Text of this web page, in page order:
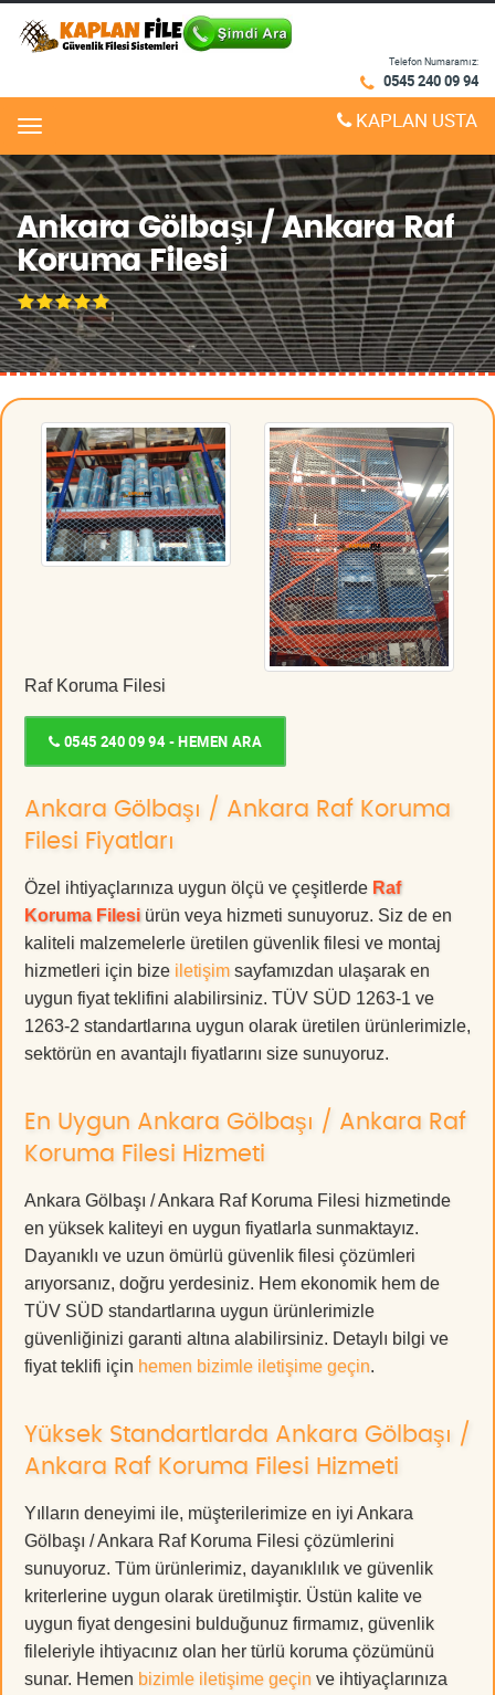
Telefon Numaramız:
0545 240 09 94
Menu KAPLAN USTA
Ankara Gölbaşı / Ankara Raf
Koruma Filesi
Raf Koruma Filesi
0545 240 09 94 - HEMEN ARA
Ankara Gölbaşı / Ankara Raf Koruma
Filesi Fiyatları
Özel ihtiyaçlarınıza uygun ölçü ve çeşitlerde Raf
Koruma Filesi ürün veya hizmeti sunuyoruz. Siz de en
kaliteli malzemelerle üretilen güvenlik filesi ve montaj
hizmetleri için bize iletişim sayfamızdan ulaşarak en
uygun fiyat teklifini alabilirsiniz. TÜV SÜD 1263-1 ve
1263-2 standartlarına uygun olarak üretilen ürünlerimizle,
sektörün en avantajlı fiyatlarını size sunuyoruz.
En Uygun Ankara Gölbaşı / Ankara Raf
Koruma Filesi Hizmeti
Ankara Gölbaşı / Ankara Raf Koruma Filesi hizmetinde
en yüksek kaliteyi en uygun fiyatlarla sunmaktayız.
Dayanıklı ve uzun ömürlü güvenlik filesi çözümleri
arıyorsanız, doğru yerdesiniz. Hem ekonomik hem de
TÜV SÜD standartlarına uygun ürünlerimizle
güvenliğinizi garanti altına alabilirsiniz. Detaylı bilgi ve
fiyat teklifi için hemen bizimle iletişime geçin.
Yüksek Standartlarda Ankara Gölbaşı /
Ankara Raf Koruma Filesi Hizmeti
Yılların deneyimi ile, müşterilerimize en iyi Ankara
Gölbaşı / Ankara Raf Koruma Filesi çözümlerini
sunuyoruz. Tüm ürünlerimiz, dayanıklılık ve güvenlik
kriterlerine uygun olarak üretilmiştir. Üstün kalite ve
uygun fiyat dengesini bulduğunuz firmamız, güvenlik
fileleriyle ihtiyacınız olan her türlü koruma çözümünü
sunar. Hemen bizimle iletişime geçin ve ihtiyaçlarınıza